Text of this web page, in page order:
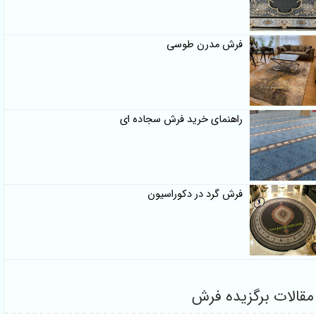
فرش مدرن طوسی
راهنمای خرید فرش سجاده ای
فرش گرد در دکوراسیون
مقالات برگزیده فرش